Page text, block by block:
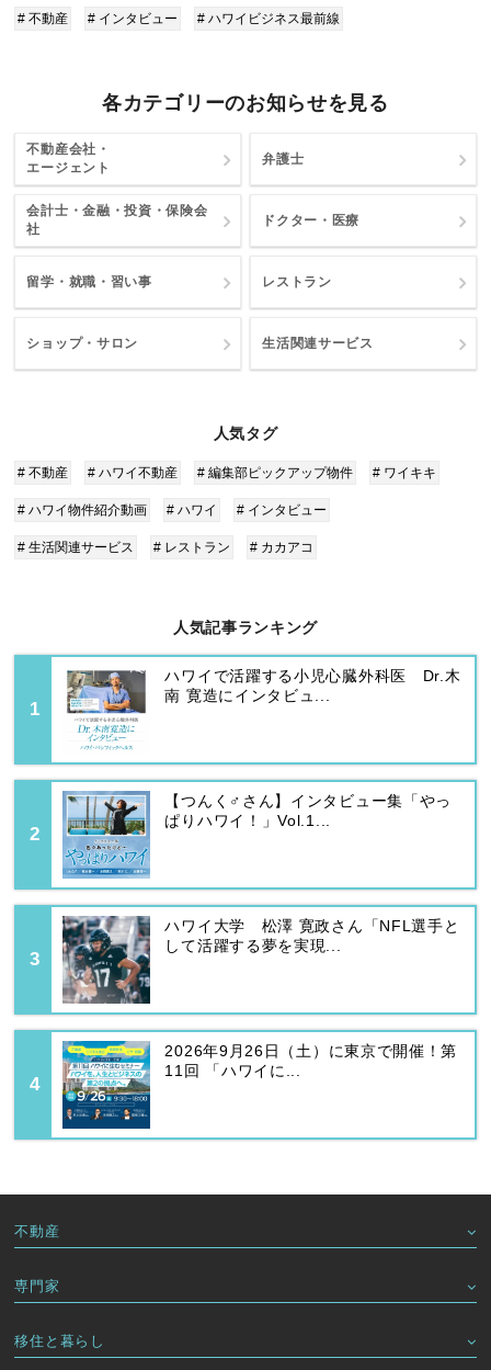
# 不動産 # インタビュー # ハワイビジネス最前線
各カテゴリーのお知らせを見る
不動産会社・
エージェント
弁護士
会計士・金融・投資・保険会
社
ドクター・医療
留学・就職・習い事 レストラン
ショップ・サロン 生活関連サービス
人気タグ
# 不動産 # ハワイ不動産 # 編集部ピックアップ物件 # ワイキキ
# ハワイ物件紹介動画 # ハワイ # インタビュー
# 生活関連サービス # レストラン # カカアコ
人気記事ランキング
ハワイで活躍する小児心臓外科医 Dr.木
南 寛造にインタビュ...
【つんく♂さん】インタビュー集「やっ
ぱりハワイ！」Vol.1...
ハワイ大学 松澤 寛政さん「NFL選手と
して活躍する夢を実現...
2026年9月26日（土）に東京で開催！第
11回 「ハワイに...
不動産
専門家
移住と暮らし